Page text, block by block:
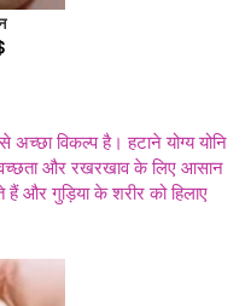
विकल्प है। हटाने योग्य योनि
और रखरखाव के लिए आसान
गुड़िया के शरीर को हिलाए